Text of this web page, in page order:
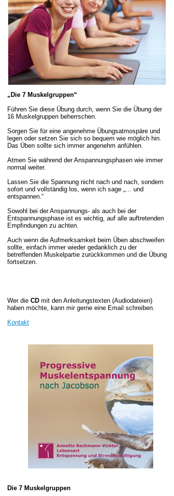
„Die 7 Muskelgruppen“
Führen Sie diese Übung durch, wenn Sie die Übung der
16 Muskelgruppen beherrschen.
Sorgen Sie für eine angenehme Übungsatmospäre und
legen oder setzen Sie sich so bequem wie möglich hin.
Das Üben sollte sich immer angenehm anfühlen.
Atmen Sie während der Anspannungsphasen wie immer
normal weiter.
Lassen Sie die Spannung nicht nach und nach, sondern
sofort und vollständig los, wenn ich sage „… und
entspannen.“
Sowohl bei der Anspannungs- als auch bei der
Entspannungsphase ist es wichtig, auf alle auftretenden
Empfindungen zu achten.
Auch wenn die Aufmerksamkeit beim Üben abschweifen
sollte, einfach immer wieder gedanklich zu der
betreffenden Muskelpartie zurückkommen und die Übung
fortsetzen.
Wer die CD mit den Anleitungstexten (Audiodateien)
haben möchte, kann mir gerne eine Email schreiben.
Kontakt
Die 7 Muskelgruppen